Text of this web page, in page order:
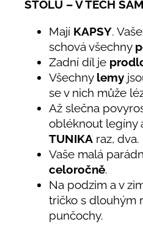
STOLU – V TĚCH
Mají KAPSY.
schová všechny
Zadní díl je
Všechny lemy
se v nich může
Až slečna
obléknout legíny
TUNIKA raz, dva.
Vaše malá
celoročně.
Na podzim a v
tričko s dlouhým
punčochy.